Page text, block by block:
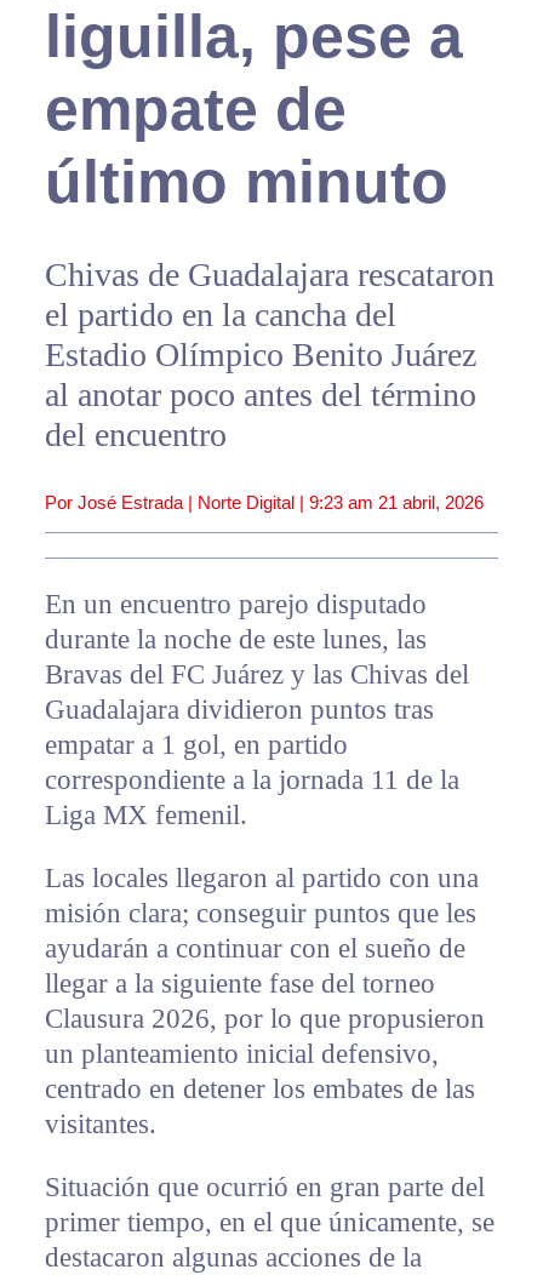
liguilla, pese a
empate de
último minuto
Chivas de Guadalajara rescataron
el partido en la cancha del
Estadio Olímpico Benito Juárez
al anotar poco antes del término
del encuentro
Por José Estrada | Norte Digital | 9:23 am 21 abril, 2026
En un encuentro parejo disputado
durante la noche de este lunes, las
Bravas del FC Juárez y las Chivas del
Guadalajara dividieron puntos tras
empatar a 1 gol, en partido
correspondiente a la jornada 11 de la
Liga MX femenil.
Las locales llegaron al partido con una
misión clara; conseguir puntos que les
ayudarán a continuar con el sueño de
llegar a la siguiente fase del torneo
Clausura 2026, por lo que propusieron
un planteamiento inicial defensivo,
centrado en detener los embates de las
visitantes.
Situación que ocurrió en gran parte del
primer tiempo, en el que únicamente, se
destacaron algunas acciones de la